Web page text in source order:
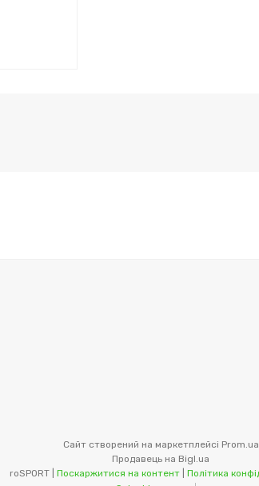
Сайт створений на маркетплейсі Prom.ua
Продавець на Bigl.ua
Поскаржитися на контент
Політика